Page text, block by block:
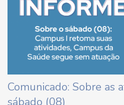
Comunicado: Sobre as
sábado (08)